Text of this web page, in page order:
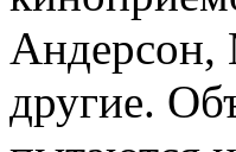
Андерсон,
другие.